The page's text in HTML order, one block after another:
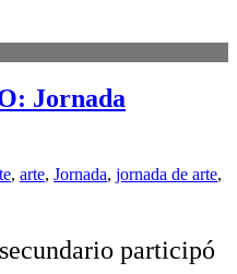
Jornada
, arte, Jornada, jornada de arte,
participó